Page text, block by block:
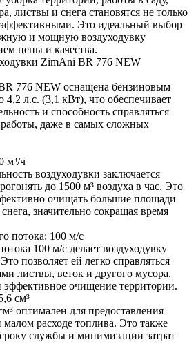
листвы и снега становятся не только
Это идеальный выбор
и мощную воздуходувку
цены и качества.
ZimAni BR 776 NEW
776 NEW оснащена бензиновым
л.с. (3,1 кВт), что обеспечивает
и способность справляться
даже в самых сложных
м³/ч
воздуходувки заключается
до 1500 м³ воздуха в час. Это
очищать большие площади
значительно сокращая время
потока: 100 м/с
100 м/с делает воздуходувку
позволяет ей легко справляться
листвы, веток и другого мусора,
эффективное очищение территории.
см³
оптимален для предоставления
расходе топлива. Это также
службы и минимизации затрат